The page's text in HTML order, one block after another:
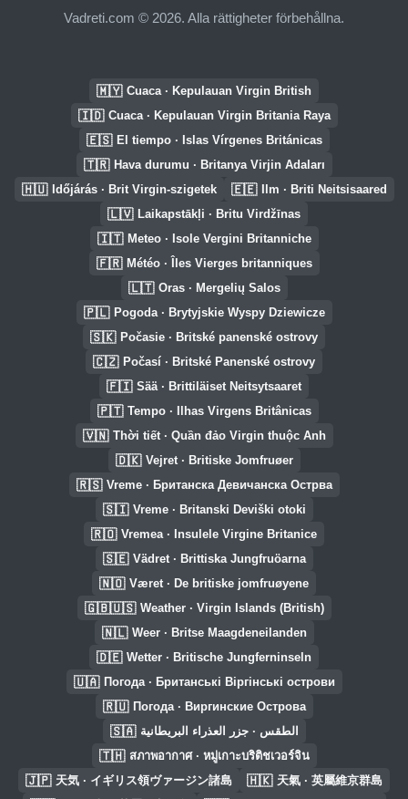
Vadreti.com © 2026. Alla rättigheter förbehållna.
🇲🇾 Cuaca · Kepulauan Virgin British
🇮🇩 Cuaca · Kepulauan Virgin Britania Raya
🇪🇸 El tiempo · Islas Vírgenes Británicas
🇹🇷 Hava durumu · Britanya Virjin Adaları
🇭🇺 Időjárás · Brit Virgin-szigetek 🇪🇪 Ilm · Briti Neitsisaared
🇱🇻 Laikapstākļi · Britu Virdžīnas
🇮🇹 Meteo · Isole Vergini Britanniche
🇫🇷 Météo · Îles Vierges britanniques
🇱🇹 Oras · Mergelių Salos
🇵🇱 Pogoda · Brytyjskie Wyspy Dziewicze
🇸🇰 Počasie · Britské panenské ostrovy
🇨🇿 Počasí · Britské Panenské ostrovy
🇫🇮 Sää · Brittiläiset Neitsytsaaret
🇵🇹 Tempo · Ilhas Virgens Britânicas
🇻🇳 Thời tiết · Quần đảo Virgin thuộc Anh
🇩🇰 Vejret · Britiske Jomfruøer
🇷🇸 Vreme · Британска Девичанска Острва
🇸🇮 Vreme · Britanski Deviški otoki
🇷🇴 Vremea · Insulele Virgine Britanice
🇸🇪 Vädret · Brittiska Jungfruöarna
🇳🇴 Været · De britiske jomfruøyene
🇬🇧🇺🇸 Weather · Virgin Islands (British)
🇳🇱 Weer · Britse Maagdeneilanden
🇩🇪 Wetter · Britische Jungferninseln
🇺🇦 Погода · Британські Віргінські острови
🇷🇺 Погода · Виргинские Острова
🇸🇦 الطقس · جزر العذراء البريطانية
🇹🇭 สภาพอากาศ · หมู่เกาะบริติชเวอร์จิน
🇯🇵 天気 · イギリス領ヴァージン諸島 🇭🇰 天氣 · 英屬維京群島